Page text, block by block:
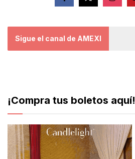
Sigue el canal de AMEXI
¡Compra tus boletos aquí!